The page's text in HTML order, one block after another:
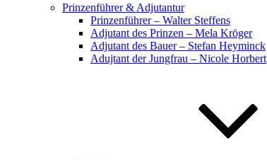
Prinzenführer & Adjutantur
Prinzenführer – Walter Steffens
Adjutant des Prinzen – Mela Kröger
Adjutant des Bauer – Stefan Heyminck
Adujtant der Jungfrau – Nicole Horbert